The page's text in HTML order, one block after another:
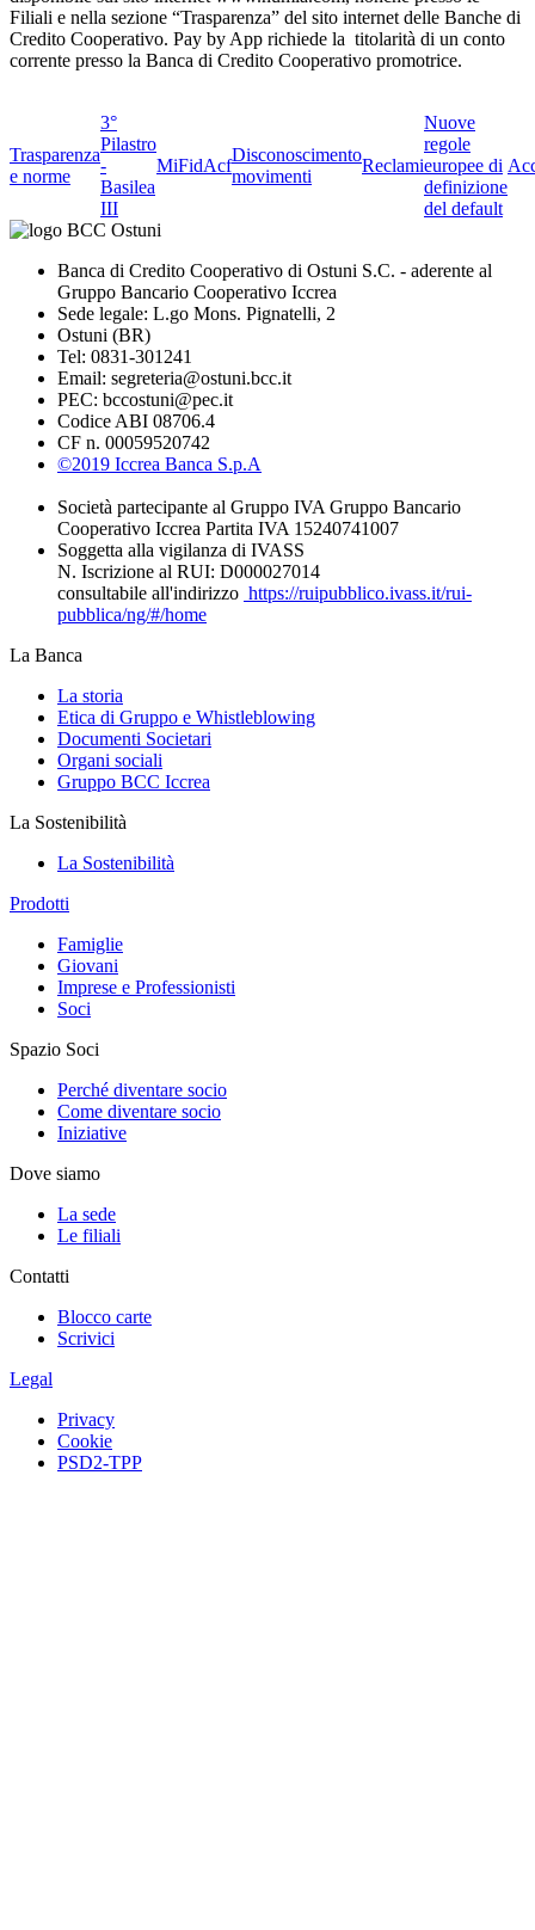
Filiali e nella sezione “Trasparenza” del sito internet delle Banche di
Credito Cooperativo. Pay by App richiede la titolarità di un conto
corrente presso la Banca di Credito Cooperativo promotrice.
Trasparenza
e norme
3°
Pilastro
-
Basilea
III
MiFidAcf
Disconoscimento
movimenti
Reclami
Nuove
regole
europee di
definizione
del default
Banca di Credito Cooperativo di Ostuni S.C. - aderente al
Gruppo Bancario Cooperativo Iccrea
Sede legale: L.go Mons. Pignatelli, 2
Ostuni (BR)
Tel: 0831-301241
Email: segreteria@ostuni.bcc.it
PEC: bccostuni@pec.it
Codice ABI 08706.4
CF n. 00059520742
©2019 Iccrea Banca S.p.A
Società partecipante al Gruppo IVA Gruppo Bancario
Cooperativo Iccrea Partita IVA 15240741007
Soggetta alla vigilanza di IVASS
N. Iscrizione al RUI: D000027014
consultabile all'indirizzo https://ruipubblico.ivass.it/rui-
pubblica/ng/#/home
La Banca
La storia
Etica di Gruppo e Whistleblowing
Documenti Societari
Organi sociali
Gruppo BCC Iccrea
La Sostenibilità
La Sostenibilità
Prodotti
Famiglie
Giovani
Imprese e Professionisti
Soci
Spazio Soci
Perché diventare socio
Come diventare socio
Iniziative
Dove siamo
La sede
Le filiali
Contatti
Blocco carte
Scrivici
Legal
Privacy
Cookie
PSD2-TPP